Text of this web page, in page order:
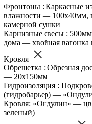
Фронтоны : Каркасные из
влажности — 100х40мм,
камерной сушки
Карнизные свесы :
дома — хвойная вагонка
Кровля
Обрешетка : Обрезная
— 20х150мм
Гидроизоляция :
(гидробарьер) —
Кровля: «Ондулин» —
зеленый)